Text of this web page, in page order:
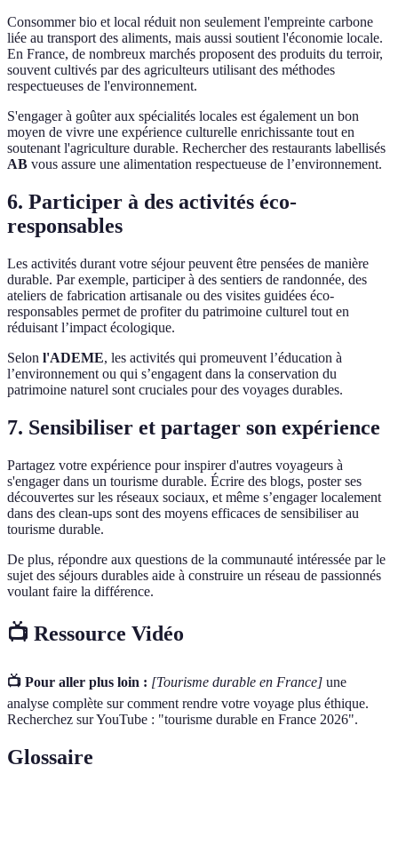
Consommer bio et local réduit non seulement l'empreinte carbone
liée au transport des aliments, mais aussi soutient l'économie locale.
En France, de nombreux marchés proposent des produits du terroir,
souvent cultivés par des agriculteurs utilisant des méthodes
respectueuses de l'environnement.
S'engager à goûter aux spécialités locales est également un bon
moyen de vivre une expérience culturelle enrichissante tout en
soutenant l'agriculture durable. Rechercher des restaurants labellisés
AB vous assure une alimentation respectueuse de l’environnement.
6. Participer à des activités éco-
responsables
Les activités durant votre séjour peuvent être pensées de manière
durable. Par exemple, participer à des sentiers de randonnée, des
ateliers de fabrication artisanale ou des visites guidées éco-
responsables permet de profiter du patrimoine culturel tout en
réduisant l’impact écologique.
Selon l'ADEME, les activités qui promeuvent l’éducation à
l’environnement ou qui s’engagent dans la conservation du
patrimoine naturel sont cruciales pour des voyages durables.
7. Sensibiliser et partager son expérience
Partagez votre expérience pour inspirer d'autres voyageurs à
s'engager dans un tourisme durable. Écrire des blogs, poster ses
découvertes sur les réseaux sociaux, et même s’engager localement
dans des clean-ups sont des moyens efficaces de sensibiliser au
tourisme durable.
De plus, répondre aux questions de la communauté intéressée par le
sujet des séjours durables aide à construire un réseau de passionnés
voulant faire la différence.
📺 Ressource Vidéo
📺 Pour aller plus loin : [Tourisme durable en France] une
analyse complète sur comment rendre votre voyage plus éthique.
Recherchez sur YouTube : "tourisme durable en France 2026".
Glossaire